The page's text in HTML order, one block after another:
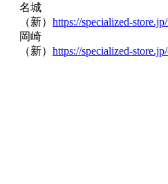
名城
（新） https://specialized-
岡崎
（新） https://specialized-